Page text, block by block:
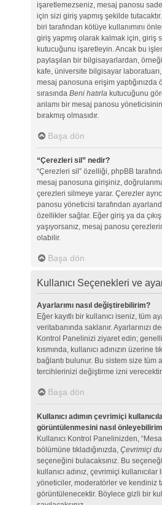
işaretlemezseniz, mesaj panosu
için sizi giriş yapmış şekilde
biri tarafından kötüye kullanımını
giriş yapmış olarak kalmak için, giriş
kutucuğunu işaretleyin. Ancak bu
paylaşılan bir bilgisayarlardan,
kafe, üniversite bilgisayar
mesaj panosuna erişim
sırasında Beni hatırlakutucuğunu
anlamı bir mesaj panosu
bırakmış olmasıdır.
Başa dön
“Çerezleri sil” nedir?
“Çerezleri sil” özelliği, phpBB
mesaj panosuna girişiniz,
çerezleri silmeye yarar. Çerezler
panosu yöneticisi tarafından
özellikler sağlar. Eğer giriş ya da
yaşıyorsanız, mesaj panosu
olabilir.
Başa dön
Kullanıcı Seçenekleri ve
Ayarlarımı nasıl değiştirebilirim?
Eğer kayıtlı bir kullanıcı iseniz, tüm
veritabanında saklanır. Ayarlarınızı
Kontrol Panelinizi ziyaret edin;
kısmında, kullanıcı adınızın üzerine
bağlantı bulunur. Bu sistem size tüm
tercihlerinizi değiştirme izni
Başa dön
Kullanıcı adımın çevrimiçi
görüntülenmesini nasıl
Kullanıcı Kontrol Panelinizden,
bölümüne tıkladığınızda, Çevrimiçi
seçeneğini bulacaksınız. Bu
kullanıcı adınız, çevrimiçi
yöneticiler, moderatörler ve kendiniz
görüntülenecektir. Böylece gizli bir